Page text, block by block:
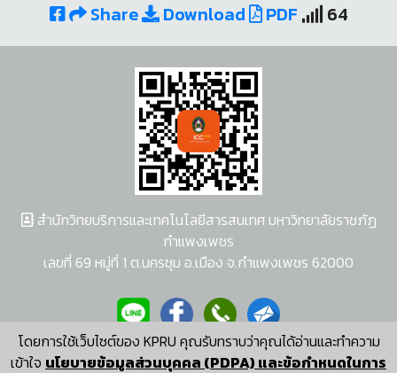
Share Download PDF 64
โดยการใช้เว็บไซต์ของ KPRU คุณรับทราบว่าคุณได้อ่านและทำความ
เข้าใจ นโยบายข้อมูลส่วนบุคคล (PDPA) และข้อกำหนดในการ
สำนักวิทยบริการและเทคโนโลยีสารสนเทศ มหาวิทยาลัยราชภัฏ
กำแพงเพชร
เลขที่ 69 หมู่ที่ 1 ต.นครชุม อ.เมือง จ.กำแพงเพชร 62000
ผู้พัฒนาระบบ อนุชา พวงผกา